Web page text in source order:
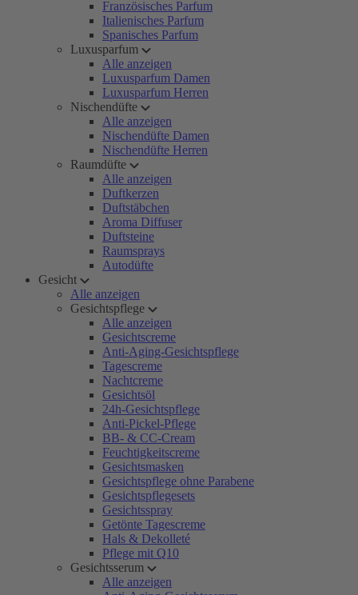
Französisches Parfum
Italienisches Parfum
Spanisches Parfum
Luxusparfum
Alle anzeigen
Luxusparfum Damen
Luxusparfum Herren
Nischendüfte
Alle anzeigen
Nischendüfte Damen
Nischendüfte Herren
Raumdüfte
Alle anzeigen
Duftkerzen
Duftstäbchen
Aroma Diffuser
Duftsteine
Raumsprays
Autodüfte
Gesicht
Alle anzeigen
Gesichtspflege
Alle anzeigen
Gesichtscreme
Anti-Aging-Gesichtspflege
Tagescreme
Nachtcreme
Gesichtsöl
24h-Gesichtspflege
Anti-Pickel-Pflege
BB- & CC-Cream
Feuchtigkeitscreme
Gesichtsmasken
Gesichtspflege ohne Parabene
Gesichtspflegesets
Gesichtsspray
Getönte Tagescreme
Hals & Dekolleté
Pflege mit Q10
Gesichtsserum
Alle anzeigen